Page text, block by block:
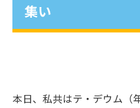
集い
本日、私共はテ・デウム（